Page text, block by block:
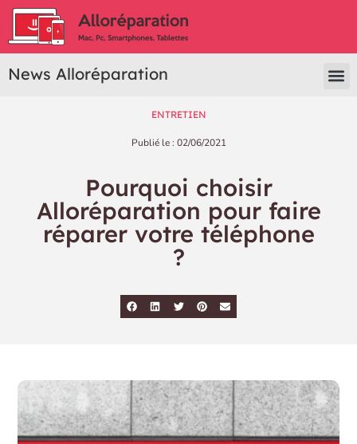
News Alloréparation
ENTRETIEN
Publié le : 02/06/2021
Pourquoi choisir
Alloréparation pour faire
réparer votre téléphone
?